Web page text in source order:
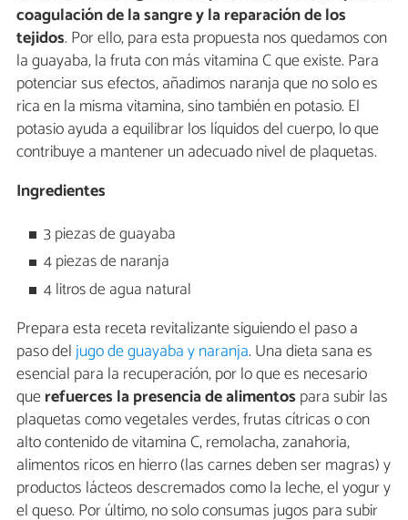
coagulación de la sangre y la reparación de los
tejidos. Por ello, para esta propuesta nos quedamos con
la guayaba, la fruta con más vitamina C que existe. Para
potenciar sus efectos, añadimos naranja que no solo es
rica en la misma vitamina, sino también en potasio. El
potasio ayuda a equilibrar los líquidos del cuerpo, lo que
contribuye a mantener un adecuado nivel de plaquetas.
Ingredientes
3 piezas de guayaba
4 piezas de naranja
4 litros de agua natural
Prepara esta receta revitalizante siguiendo el paso a
paso deljugo de guayaba y naranja. Una dieta sana es
esencial para la recuperación, por lo que es necesario
querefuerces la presencia de alimentos para subir las
plaquetas como vegetales verdes, frutas cítricas o con
alto contenido de vitamina C, remolacha, zanahoria,
alimentos ricos en hierro (las carnes deben ser magras) y
productos lácteos descremados como la leche, el yogur y
el queso. Por último, no solo consumas jugos para subir